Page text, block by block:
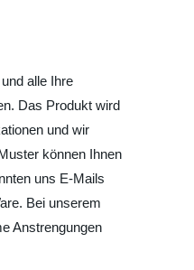
alle Ihre
Das Produkt wird
und wir
können Ihnen
uns E-Mails
Bei unserem
Anstrengungen